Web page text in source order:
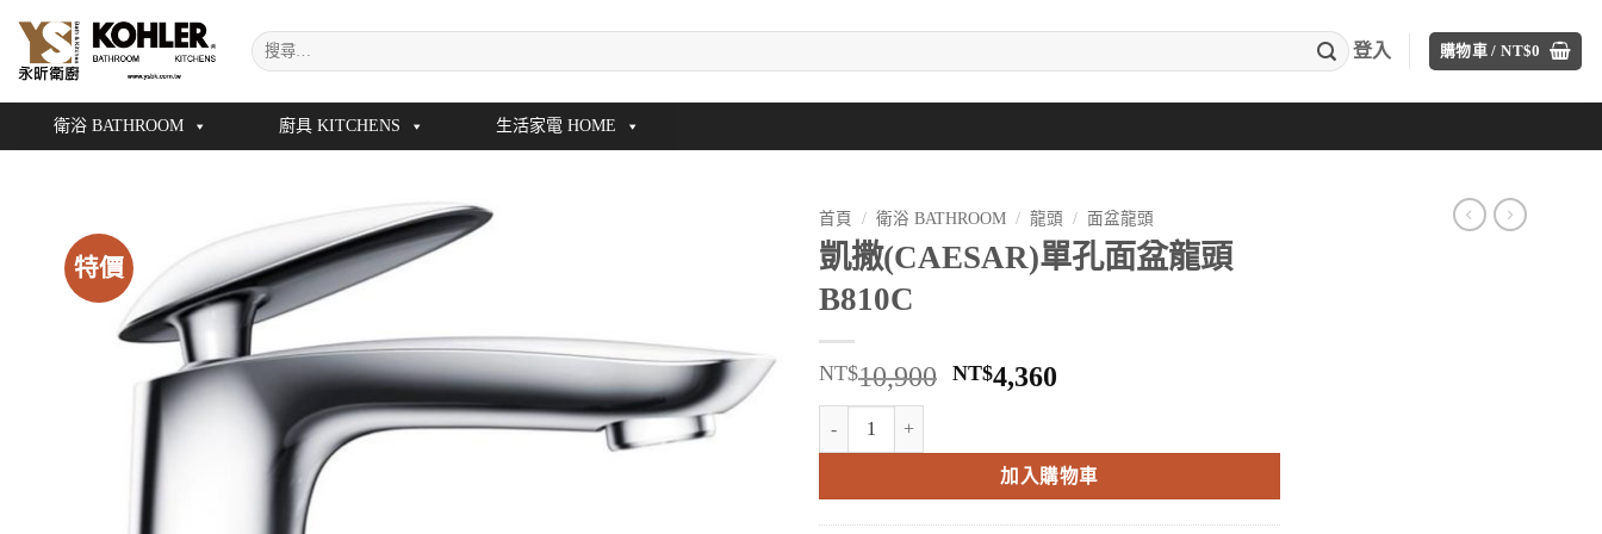
content
搜
尋
登入 購物車 /NT$0
衛浴 BATHROOM 廚具 KITCHENS 生活家電 HOME
特價
首頁 / 衛浴 BATHROOM / 龍頭 / 面盆龍頭
凱撒(CAESAR)單孔面盆龍頭
B810C
NT$10,900 原
格：
NT$10,900。
NT$4,360
格：
NT$4,360。
加入購物車